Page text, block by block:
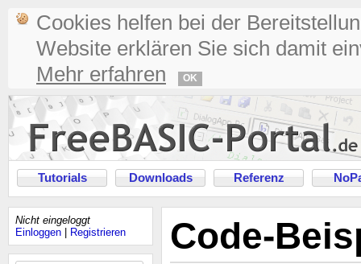
Cookies helfen bei der
Website erklären Sie sich damit
Mehr erfahren
OK
Tutorials Downloads Referenz
Nicht eingeloggt
Einloggen
Registrieren Code-